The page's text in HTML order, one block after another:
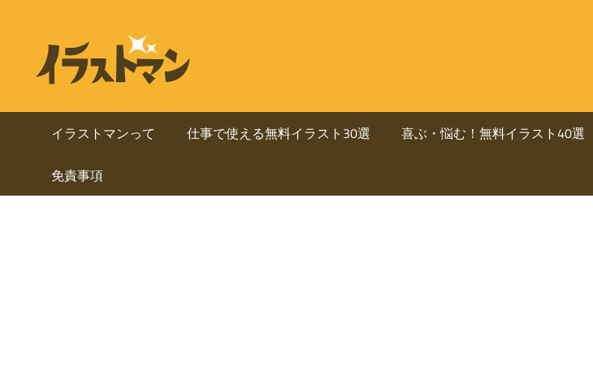
ッ
ネ
ラ
ス
イラストマンって 仕事で使える無料イラスト30選 喜ぶ・悩む！無料イラスト40選
免責事項